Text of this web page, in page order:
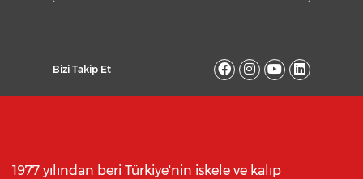
Bizi Takip Et
1977 yılından beri Türkiye'nin iskele ve kalıp